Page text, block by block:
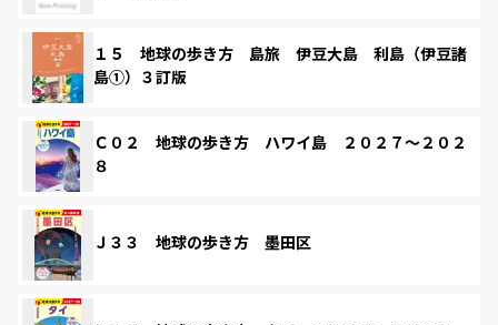
１５ 地球の歩き方 島旅 伊豆大島 利島（伊豆諸
島①）３訂版
Ｃ０２ 地球の歩き方 ハワイ島 ２０２７～２０２
８
Ｊ３３ 地球の歩き方 墨田区